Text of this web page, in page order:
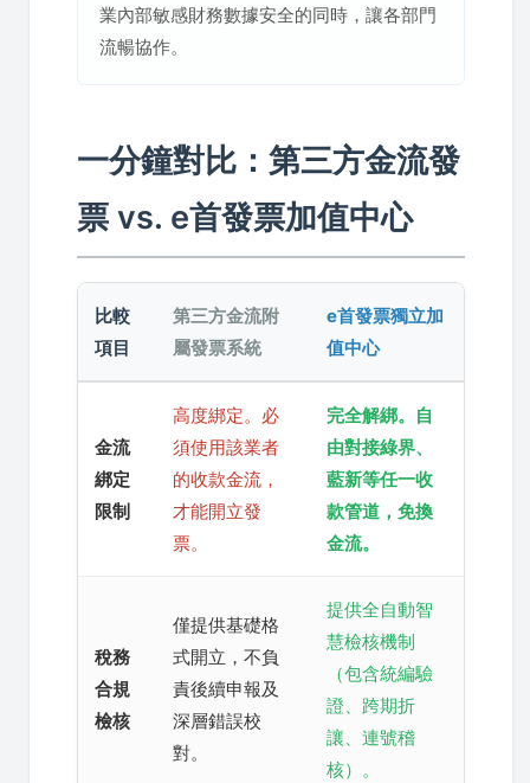
業內部敏感財務數據安全的同時，讓各部門
流暢協作。
一分鐘對比：第三方金流發
票 vs. e首發票加值中心
比較
項目
第三方金流附
屬發票系統
e首發票獨立加
值中心
金流
綁定
限制
高度綁定。必
須使用該業者
的收款金流，
才能開立發
票。
完全解綁。自
由對接綠界、
藍新等任一收
款管道，免換
金流。
稅務
合規
檢核
僅提供基礎格
式開立，不負
責後續申報及
深層錯誤校
對。
提供全自動智
慧檢核機制
（包含統編驗
證、跨期折
讓、連號稽
核）。